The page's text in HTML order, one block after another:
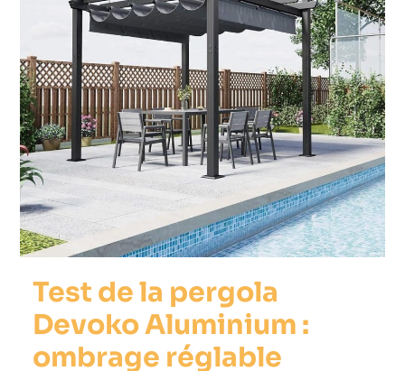
Test de la pergola
Devoko Aluminium :
ombrage réglable